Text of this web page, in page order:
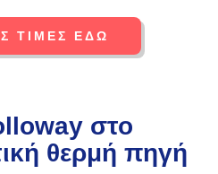
ΤΙΜΕΣ ΕΔΩ
στο
θερμή πηγή